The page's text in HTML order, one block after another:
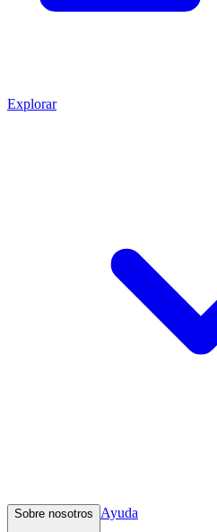
Explorar
Sobre nosotros Ayuda